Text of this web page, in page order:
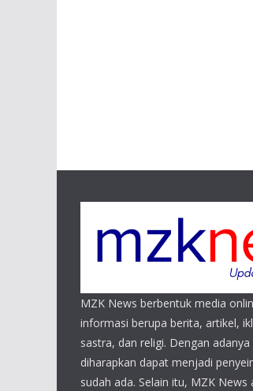
MZK News berbentuk media
informasi berupa berita, artikel,
sastra, dan religi. Dengan
diharapkan dapat menjadi
sudah ada. Selain itu, MZK